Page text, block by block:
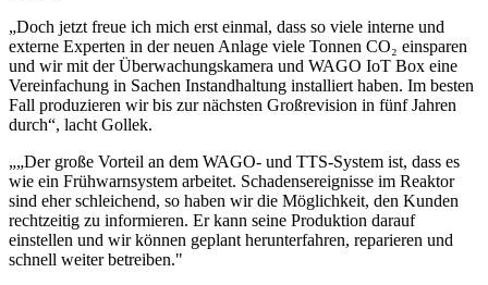
„Doch jetzt freue ich mich erst einmal, dass so viele interne und
externe Experten in der neuen Anlage viele Tonnen CO₂ einsparen
und wir mit der Überwachungskamera und WAGO IoT Box eine
Vereinfachung in Sachen Instandhaltung installiert haben. Im besten
Fall produzieren wir bis zur nächsten Großrevision in fünf Jahren
durch“, lacht Gollek.
„„Der große Vorteil an dem WAGO- und TTS-System ist, dass es
wie ein Frühwarnsystem arbeitet. Schadensereignisse im Reaktor
sind eher schleichend, so haben wir die Möglichkeit, den Kunden
rechtzeitig zu informieren. Er kann seine Produktion darauf
einstellen und wir können geplant herunterfahren, reparieren und
schnell weiter betreiben."